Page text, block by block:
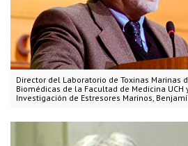
Director del Laboratorio de Toxinas Marinas
Biomédicas de la Facultad de Medicina UCH
Investigación de Estresores Marinos,